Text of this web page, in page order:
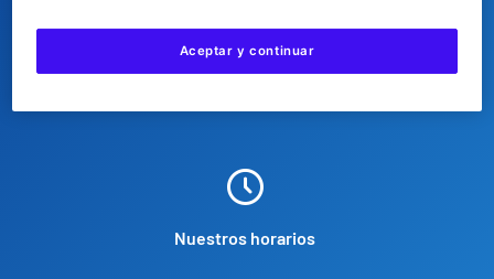
Nuestros horarios
Aceptar y continuar